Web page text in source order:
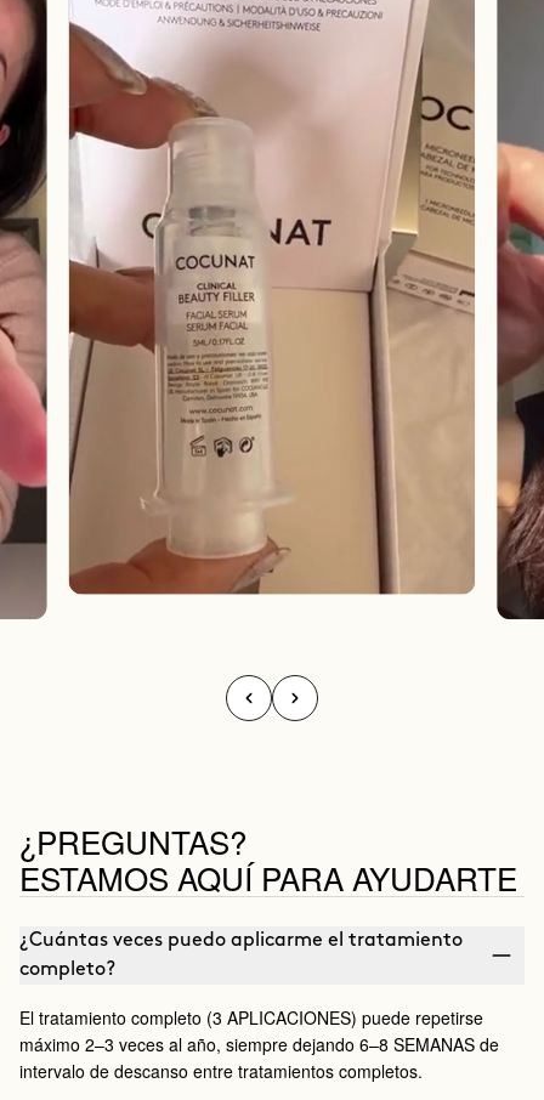
¿PREGUNTAS?
ESTAMOS AQUÍ PARA AYUDARTE
¿Cuántas veces puedo aplicarme el tratamiento
completo?
El tratamiento completo (3 APLICACIONES) puede repetirse
máximo 2–3 veces al año, siempre dejando 6–8 SEMANAS de
intervalo de descanso entre tratamientos completos.